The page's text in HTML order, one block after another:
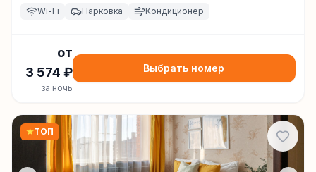
Wi-Fi Парковка Кондиционер
от
3 574 ₽
за ночь
Выбрать номер
★ТОП